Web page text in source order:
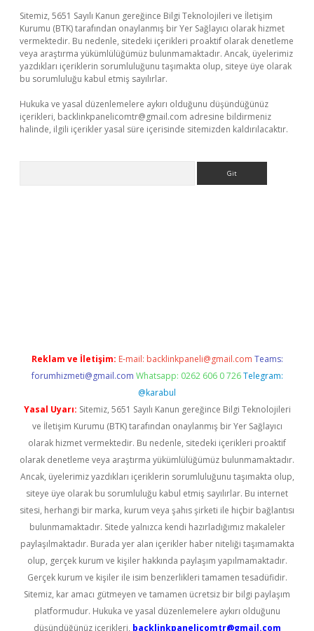
Sitemiz, 5651 Sayılı Kanun gereğince Bilgi Teknolojileri ve İletişim
Kurumu (BTK) tarafından onaylanmış bir Yer Sağlayıcı olarak hizmet
vermektedir. Bu nedenle, sitedeki içerikleri proaktif olarak denetleme
veya araştırma yükümlülüğümüz bulunmamaktadır. Ancak, üyelerimiz
yazdıkları içeriklerin sorumluluğunu taşımakta olup, siteye üye olarak
bu sorumluluğu kabul etmiş sayılırlar.
Hukuka ve yasal düzenlemelere aykırı olduğunu düşündüğünüz
içerikleri, backlinkpanelicomtr@gmail.com adresine bildirmeniz
halinde, ilgili içerikler yasal süre içerisinde sitemizden kaldırılacaktır.
Reklam ve İletişim: E-mail: backlinkpaneli@gmail.com Teams:
forumhizmeti@gmail.com Whatsapp: 0262 606 0 726 Telegram:
@karabul
Yasal Uyarı: Sitemiz, 5651 Sayılı Kanun gereğince Bilgi Teknolojileri
ve İletişim Kurumu (BTK) tarafından onaylanmış bir Yer Sağlayıcı
olarak hizmet vermektedir. Bu nedenle, sitedeki içerikleri proaktif
olarak denetleme veya araştırma yükümlülüğümüz bulunmamaktadır.
Ancak, üyelerimiz yazdıkları içeriklerin sorumluluğunu taşımakta olup,
siteye üye olarak bu sorumluluğu kabul etmiş sayılırlar. Bu internet
sitesi, herhangi bir marka, kurum veya şahıs şirketi ile hiçbir bağlantısı
bulunmamaktadır. Sitede yalnızca kendi hazırladığımız makaleler
paylaşılmaktadır. Burada yer alan içerikler haber niteliği taşımamakta
olup, gerçek kurum ve kişiler hakkında paylaşım yapılmamaktadır.
Gerçek kurum ve kişiler ile isim benzerlikleri tamamen tesadüfidir.
Sitemiz, kar amacı gütmeyen ve tamamen ücretsiz bir bilgi paylaşım
platformudur. Hukuka ve yasal düzenlemelere aykırı olduğunu
düşündüğünüz içerikleri, backlinkpanelicomtr@gmail.com